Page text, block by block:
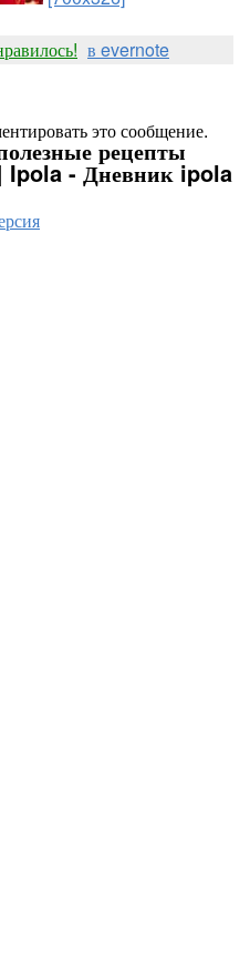
в evernote
это сообщение.
рецепты
Ipola - Дневник ipola